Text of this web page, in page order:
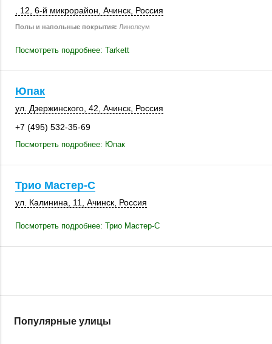
, 12 6-й микрорайон Ачинск Россия
Полы и напольные покрытия: Линолеум
Посмотреть подробнее: Tarkett
Юпак
ул. Дзержинского, 42, Ачинск Россия
+7 (495) 532-35-69
Посмотреть подробнее: Юпак
Трио Мастер-С
ул. Калинина, 11 Ачинск Россия
Посмотреть подробнее: Трио Мастер-С
Популярные улицы